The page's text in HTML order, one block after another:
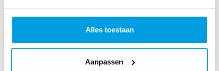
Alles toestaan
Aanpassen
n
S
n
fo